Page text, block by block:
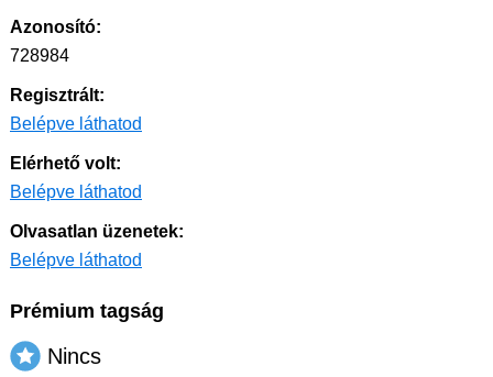
Azonosító:
728984
Regisztrált:
Belépve láthatod
Elérhető volt:
Belépve láthatod
Olvasatlan üzenetek:
Belépve láthatod
Prémium tagság
Nincs